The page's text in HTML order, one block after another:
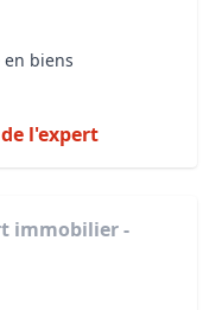
biens
l'expert
immobilier -